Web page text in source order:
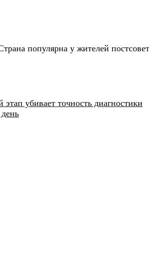
популярна у жителей
убивает точность диагностики